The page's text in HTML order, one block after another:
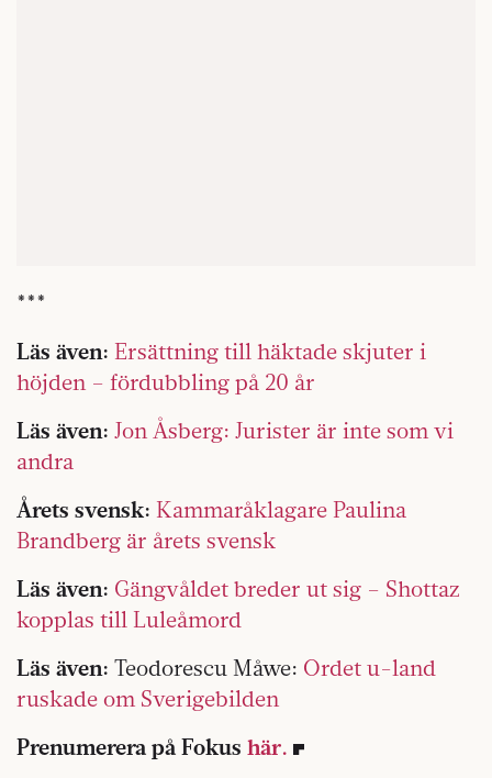
***
Läs även: Ersättning till häktade skjuter i
höjden – fördubbling på 20 år
Läs även: Jon Åsberg: Jurister är inte som vi
andra
Årets svensk: Kammaråklagare Paulina
Brandberg är årets svensk
Läs även: Gängvåldet breder ut sig – Shottaz
kopplas till Luleåmord
Läs även: Teodorescu Måwe: Ordet u-land
ruskade om Sverigebilden
Prenumerera på Fokus här.